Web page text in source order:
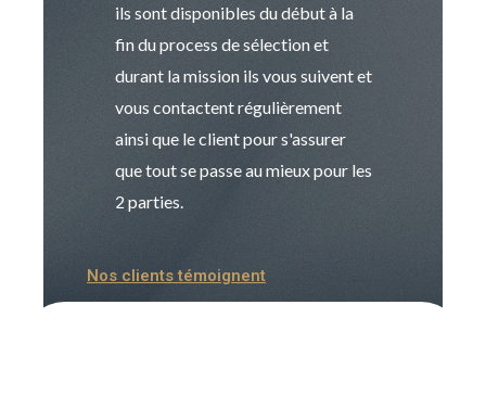
ils sont disponibles du début à la
fin du process de sélection et
durant la mission ils vous suivent et
vous contactent régulièrement
ainsi que le client pour s'assurer
que tout se passe au mieux pour les
2 parties.
Nos clients témoignent